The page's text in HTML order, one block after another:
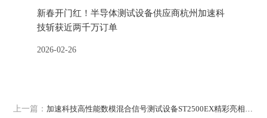
新春开门红！半导体测试设备供应商杭州加速科
技斩获近两千万订单
2026-02-26
上一篇： 加速科技高性能数模混合信号测试设备ST2500EX精彩亮相SEMICON China 2024